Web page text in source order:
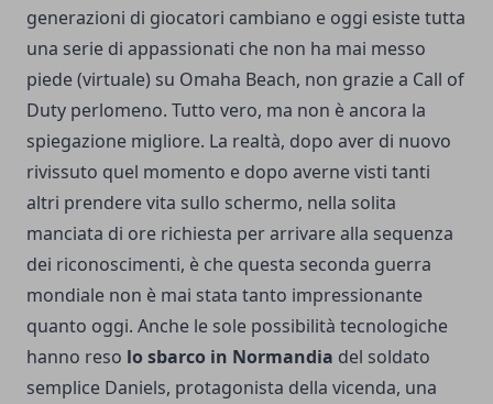
generazioni di giocatori cambiano e oggi esiste tutta
una serie di appassionati che non ha mai messo
piede (virtuale) su Omaha Beach, non grazie a Call of
Duty perlomeno. Tutto vero, ma non è ancora la
spiegazione migliore. La realtà, dopo aver di nuovo
rivissuto quel momento e dopo averne visti tanti
altri prendere vita sullo schermo, nella solita
manciata di ore richiesta per arrivare alla sequenza
dei riconoscimenti, è che questa seconda guerra
mondiale non è mai stata tanto impressionante
quanto oggi. Anche le sole possibilità tecnologiche
hanno reso lo sbarco in Normandia del soldato
semplice Daniels, protagonista della vicenda, una